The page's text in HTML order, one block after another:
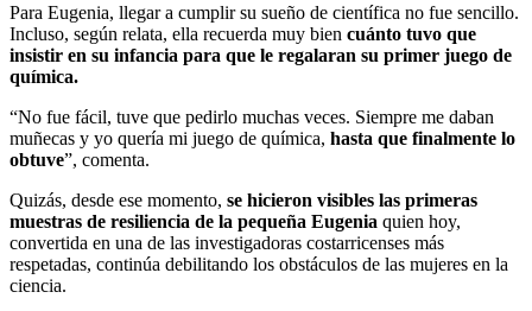
Para Eugenia, llegar a cumplir su sueño de científica no fue sencillo.
Incluso, según relata, ella recuerda muy bien cuánto tuvo que
insistir en su infancia para que le regalaran su primer juego de
química.
“No fue fácil, tuve que pedirlo muchas veces. Siempre me daban
muñecas y yo quería mi juego de química, hasta que finalmente lo
obtuve”, comenta.
Quizás, desde ese momento, se hicieron visibles las primeras
muestras de resiliencia de la pequeña Eugenia quien hoy,
convertida en una de las investigadoras costarricenses más
respetadas, continúa debilitando los obstáculos de las mujeres en la
ciencia.